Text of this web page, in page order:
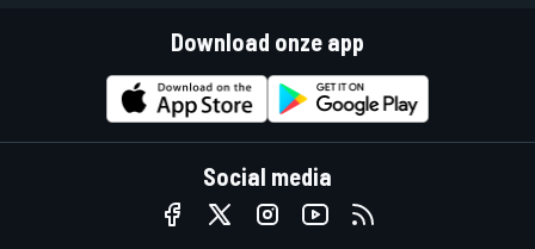
Download onze app
Social media